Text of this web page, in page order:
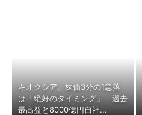
キオクシア、株価3分の1急落
は「絶好のタイミング」 過去
最高益と8000億円自社...